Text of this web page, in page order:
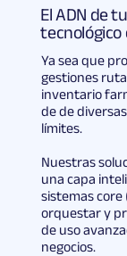
El ADN de
tecnológico
Ya sea que
gestiones
inventario
de de
límites.
Nuestras
una capa
sistemas core
orquestar y
de uso
negocios.